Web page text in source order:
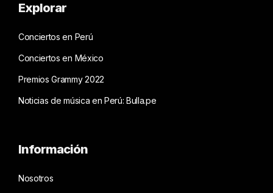
Explorar
Conciertos en Perú
Conciertos en México
Premios Grammy 2022
Noticias de música en Perú: Bulla.pe
Información
Nosotros